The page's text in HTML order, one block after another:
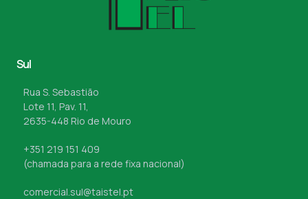
Sul
Rua S. Sebastião
Lote 11, Pav. 11,
2635-448 Rio de Mouro
+351 219 151 409
(chamada para a rede fixa nacional)
comercial.sul@taistel.pt